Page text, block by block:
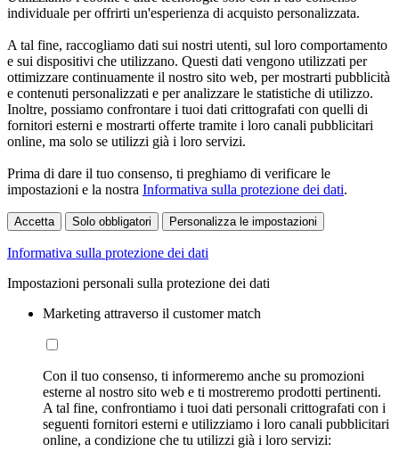
individuale per offrirti un'esperienza di acquisto personalizzata.
A tal fine, raccogliamo dati sui nostri utenti, sul loro comportamento
e sui dispositivi che utilizzano. Questi dati vengono utilizzati per
ottimizzare continuamente il nostro sito web, per mostrarti pubblicità
e contenuti personalizzati e per analizzare le statistiche di utilizzo.
Inoltre, possiamo confrontare i tuoi dati crittografati con quelli di
fornitori esterni e mostrarti offerte tramite i loro canali pubblicitari
online, ma solo se utilizzi già i loro servizi.
Prima di dare il tuo consenso, ti preghiamo di verificare le
impostazioni e la nostra Informativa sulla protezione dei dati.
Accetta Solo obbligatori Personalizza le impostazioni
Informativa sulla protezione dei dati
Impostazioni personali sulla protezione dei dati
Marketing attraverso il customer match
Con il tuo consenso, ti informeremo anche su promozioni
esterne al nostro sito web e ti mostreremo prodotti pertinenti.
A tal fine, confrontiamo i tuoi dati personali crittografati con i
seguenti fornitori esterni e utilizziamo i loro canali pubblicitari
online, a condizione che tu utilizzi già i loro servizi: